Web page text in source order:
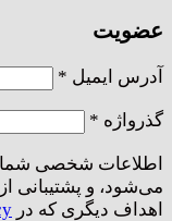
عضویت
آدرس ایمیل *
گذرواژه *
اطلاعات شخصی
می‌شود، و پشتیبانی
اهداف دیگری که در